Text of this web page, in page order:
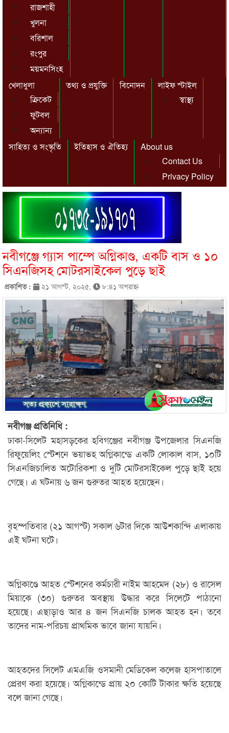
রাজশাহী
খুলনা
বরিশাল
রংপুর
ময়মনসিংহ
খেলাধুলা
ক্রিকেট
ফুটবল
অন্যান্য
তথ্য ও প্রযুক্তি বিনোদন
লাইফ স্টাইল
স্বাস্থ্য
সাহিত্য ও সংস্কৃতি ইতিহাস ও ঐতিহ্য
About us
Contact Us
Privacy Policy
নবীগঞ্জে গ্যাস পাম্পে অগ্নিকাণ্ড, একটি বাস ও ১০
সিএনজিসহ মোটরসাইকেল পুড়ে ছাই
প্রকাশিত : ২১ আগস্ট, ২০২৫, ৮:৪১ অপরাহ্ণ
নবীগঞ্জ প্রতিনিধি :
ঢাকা-সিলেট মহাসড়কের হবিগঞ্জের নবীগঞ্জ উপজেলার সিএনজি
রিফুয়েলিং স্টেশনে ভয়াভহ অগ্নিকান্ডে একটি লোকাল বাস, ১০টি
সিএনজিচালিত অটোরিকশা ও দুটি মোটরসাইকেল পুড়ে ছাই হয়ে
গেছে। এ ঘটনায় ৬ জন গুরুতর আহত হয়েছেন।
বৃহস্পতিবার (২১ আগস্ট) সকাল ৬টার দিকে আউশকান্দি এলাকায়
এই ঘটনা ঘটে।
অগ্নিকাণ্ডে আহত স্টেশনের কর্মচারী নাইম আহমেদ (২৮) ও রাসেল
মিয়াকে (৩০) গুরুতর অবস্থায় উদ্ধার করে সিলেটে পাঠানো
হয়েছে। এছাড়াও আর ৪ জন সিএনজি চালক আহত হন। তবে
তাদের নাম-পরিচয় প্রাথমিক ভাবে জানা যায়নি।
আহতদের সিলেট এমএজি ওসমানী মেডিকেল কলেজ হাসপাতালে
প্রেরণ করা হয়েছে। অগ্নিকান্ডে প্রায় ২০ কোটি টাকার ক্ষতি হয়েছে
বলে জানা গেছে।